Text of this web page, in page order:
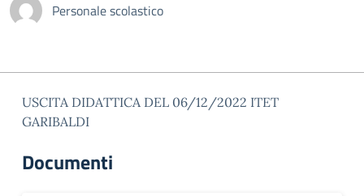
Personale scolastico
USCITA DIDATTICA DEL 06/12/2022 ITET
GARIBALDI
Documenti